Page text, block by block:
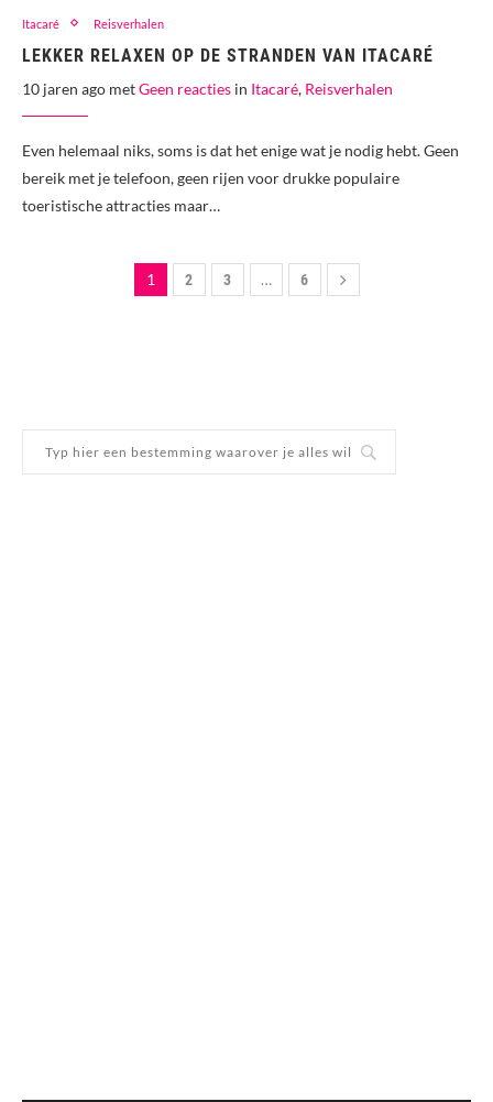
Itacaré Reisverhalen
LEKKER RELAXEN OP DE STRANDEN VAN ITACARÉ
10 jaren ago metGeen reacties in Itacaré, Reisverhalen
Even helemaal niks, soms is dat het enige wat je nodig hebt. Geen
bereik met je telefoon, geen rijen voor drukke populaire
toeristische attracties maar…
1 2 3 … 6